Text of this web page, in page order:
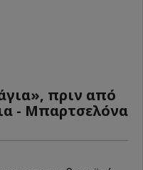
πριν από
- Μπαρτσελόνα